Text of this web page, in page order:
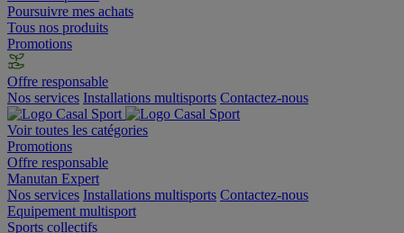
Poursuivre mes achats
Tous nos produits
Promotions
Offre responsable
Nos services Installations multisports Contactez-nous
Voir toutes les catégories
Promotions
Offre responsable
Manutan Expert
Nos services Installations multisports Contactez-nous
Equipement multisport
Sports collectifs